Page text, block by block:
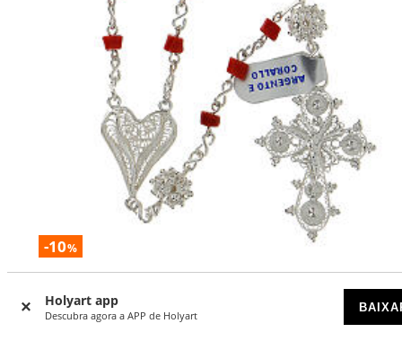
Holyart app
Descubra agora a APP de Holyart
-10%
DISPONÍVEL POR ENCOMENDA